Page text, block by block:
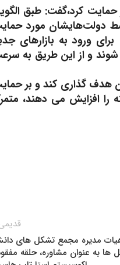
حمایت کرد،گفت: طبق
دولت‌هایشان مورد
ورود به بازارهای
و از این طریق به
هدف گذاری کند و بر
افزایش می دهند،
مدیره مجمع تشکل های
به عنوان مشاوره، حلقه